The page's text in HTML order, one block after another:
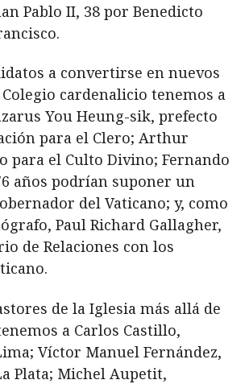
Pablo II, 38 por Benedicto
a convertirse en nuevos
cardenalicio tenemos a
You Heung-sik, prefecto
para el Clero; Arthur
para el Culto Divino; Fernando
años podrían suponer un
del Vaticano; y, como
Paul Richard Gallagher,
de Relaciones con los
de la Iglesia más allá de
a Carlos Castillo,
Víctor Manuel Fernández,
Plata; Michel Aupetit,